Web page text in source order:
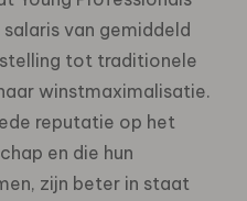
van gemiddeld
tot traditionele
winstmaximalisatie.
reputatie op het
en die hun
zijn beter in staat